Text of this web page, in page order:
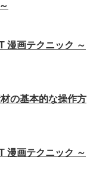
漫画テクニック ～
の基本的な操作方
漫画テクニック ～